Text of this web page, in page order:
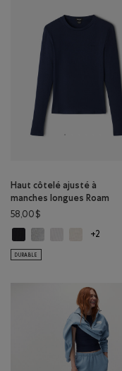
Haut côtelé ajusté à
manches longues Roam
58,00$
Haut côtelé ajusté à
Haut côtelé ajusté à
Haut côtelé
Haut côtelé
+2
DURABLE